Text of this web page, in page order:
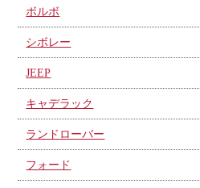
ボルボ
シボレー
JEEP
キャデラック
ランドローバー
フォード